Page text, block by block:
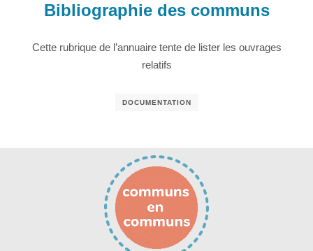
Bibliographie des communs
Cette rubrique de l’annuaire tente de lister les ouvrages
relatifs
DOCUMENTATION